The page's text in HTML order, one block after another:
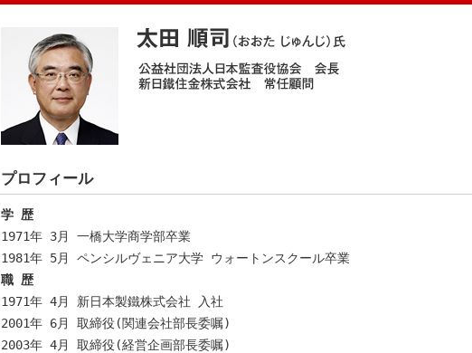
プロフィール
学 歴
1971年 3月 一橋大学商学部卒業
1981年 5月 ペンシルヴェニア大学 ウォートンスクール卒業
職 歴
1971年 4月 新日本製鐵株式会社 入社
2001年 6月 取締役(関連会社部長委嘱)
2003年 4月 取締役(経営企画部長委嘱)